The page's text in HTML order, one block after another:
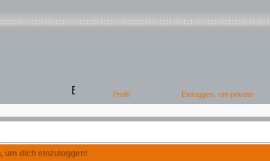
um dich einzuloggen!